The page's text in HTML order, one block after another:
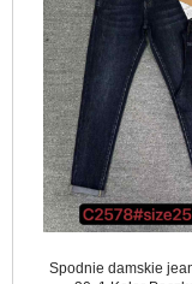
Spodnie damskie